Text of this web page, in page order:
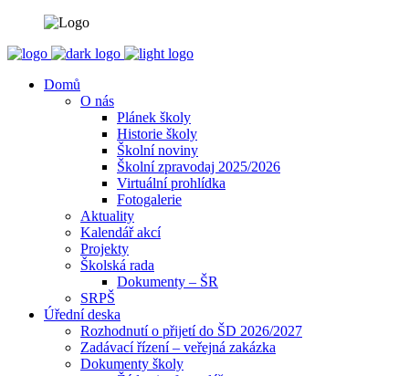
Domů
O nás
Plánek školy
Historie školy
Školní noviny
Školní zpravodaj 2025/2026
Virtuální prohlídka
Fotogalerie
Aktuality
Kalendář akcí
Projekty
Školská rada
Dokumenty – ŠR
SRPŠ
Úřední deska
Rozhodnutí o přijetí do ŠD 2026/2027
Zadávací řízení – veřejná zakázka
Dokumenty školy